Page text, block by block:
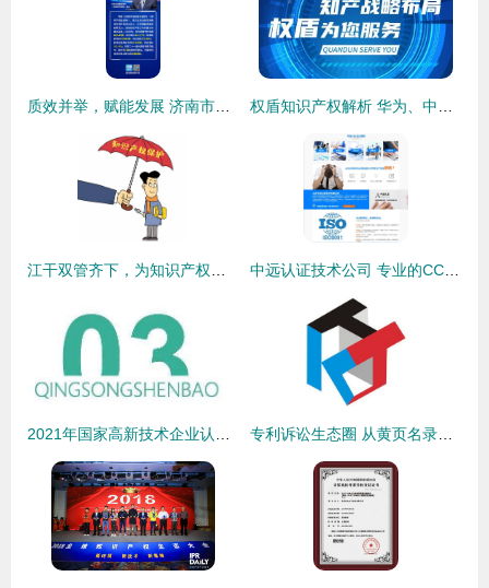
质效并举，赋能发展 济南市扎实推进知识产权服务惠企助企 权盾知识产权解析 华为、中兴冲锋在前，中国抢占6G战场知识产权高地
江干双管齐下，为知识产权企业全面赋能 中远认证技术公司 专业的CCC产品认证代理商，助力莱芜企业产品认证与知识产权服务
2021年国家高新技术企业认定申报要点 聚焦知识产权服务关键环节 专利诉讼生态圈 从黄页名录到一站式服务——聚焦八方资源网的知识产权服务网络